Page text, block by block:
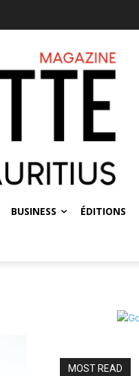
BUSINESS ÉDITIONS
MOST READ